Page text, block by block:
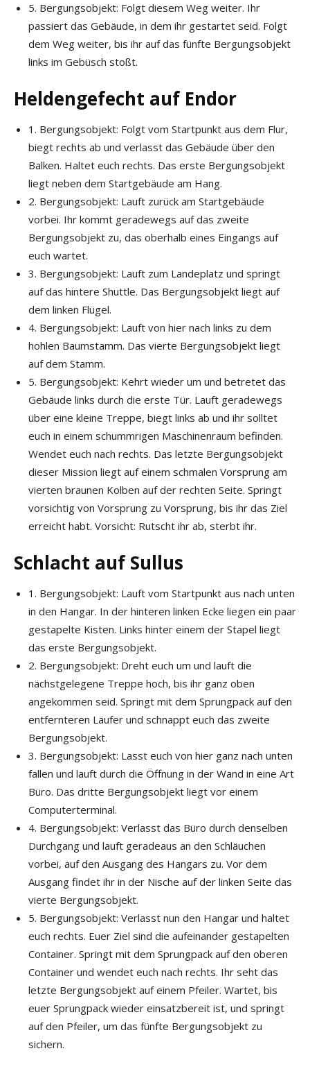
5. Bergungsobjekt: Folgt diesem Weg weiter. Ihr
passiert das Gebäude, in dem ihr gestartet seid. Folgt
dem Weg weiter, bis ihr auf das fünfte Bergungsobjekt
links im Gebüsch stoßt.
Heldengefecht auf Endor
1. Bergungsobjekt: Folgt vom Startpunkt aus dem Flur,
biegt rechts ab und verlasst das Gebäude über den
Balken. Haltet euch rechts. Das erste Bergungsobjekt
liegt neben dem Startgebäude am Hang.
2. Bergungsobjekt: Lauft zurück am Startgebäude
vorbei. Ihr kommt geradewegs auf das zweite
Bergungsobjekt zu, das oberhalb eines Eingangs auf
euch wartet.
3. Bergungsobjekt: Lauft zum Landeplatz und springt
auf das hintere Shuttle. Das Bergungsobjekt liegt auf
dem linken Flügel.
4. Bergungsobjekt: Lauft von hier nach links zu dem
hohlen Baumstamm. Das vierte Bergungsobjekt liegt
auf dem Stamm.
5. Bergungsobjekt: Kehrt wieder um und betretet das
Gebäude links durch die erste Tür. Lauft geradewegs
über eine kleine Treppe, biegt links ab und ihr solltet
euch in einem schummrigen Maschinenraum befinden.
Wendet euch nach rechts. Das letzte Bergungsobjekt
dieser Mission liegt auf einem schmalen Vorsprung am
vierten braunen Kolben auf der rechten Seite. Springt
vorsichtig von Vorsprung zu Vorsprung, bis ihr das Ziel
erreicht habt. Vorsicht: Rutscht ihr ab, sterbt ihr.
Schlacht auf Sullus
1. Bergungsobjekt: Lauft vom Startpunkt aus nach unten
in den Hangar. In der hinteren linken Ecke liegen ein paar
gestapelte Kisten. Links hinter einem der Stapel liegt
das erste Bergungsobjekt.
2. Bergungsobjekt: Dreht euch um und lauft die
nächstgelegene Treppe hoch, bis ihr ganz oben
angekommen seid. Springt mit dem Sprungpack auf den
entfernteren Läufer und schnappt euch das zweite
Bergungsobjekt.
3. Bergungsobjekt: Lasst euch von hier ganz nach unten
fallen und lauft durch die Öffnung in der Wand in eine Art
Büro. Das dritte Bergungsobjekt liegt vor einem
Computerterminal.
4. Bergungsobjekt: Verlasst das Büro durch denselben
Durchgang und lauft geradeaus an den Schläuchen
vorbei, auf den Ausgang des Hangars zu. Vor dem
Ausgang findet ihr in der Nische auf der linken Seite das
vierte Bergungsobjekt.
5. Bergungsobjekt: Verlasst nun den Hangar und haltet
euch rechts. Euer Ziel sind die aufeinander gestapelten
Container. Springt mit dem Sprungpack auf den oberen
Container und wendet euch nach rechts. Ihr seht das
letzte Bergungsobjekt auf einem Pfeiler. Wartet, bis
euer Sprungpack wieder einsatzbereit ist, und springt
auf den Pfeiler, um das fünfte Bergungsobjekt zu
sichern.